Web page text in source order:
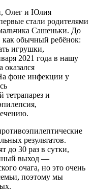
Олег и Юлия
стали родителями
Сашеньки. До
как обычный ребёнок:
игрушки,
2021 года в нашу
фоне инфекции у
тетрапарез и
результатов.
до 30 раз в сутки,
выход —
очага, но это очень
поэтому мы